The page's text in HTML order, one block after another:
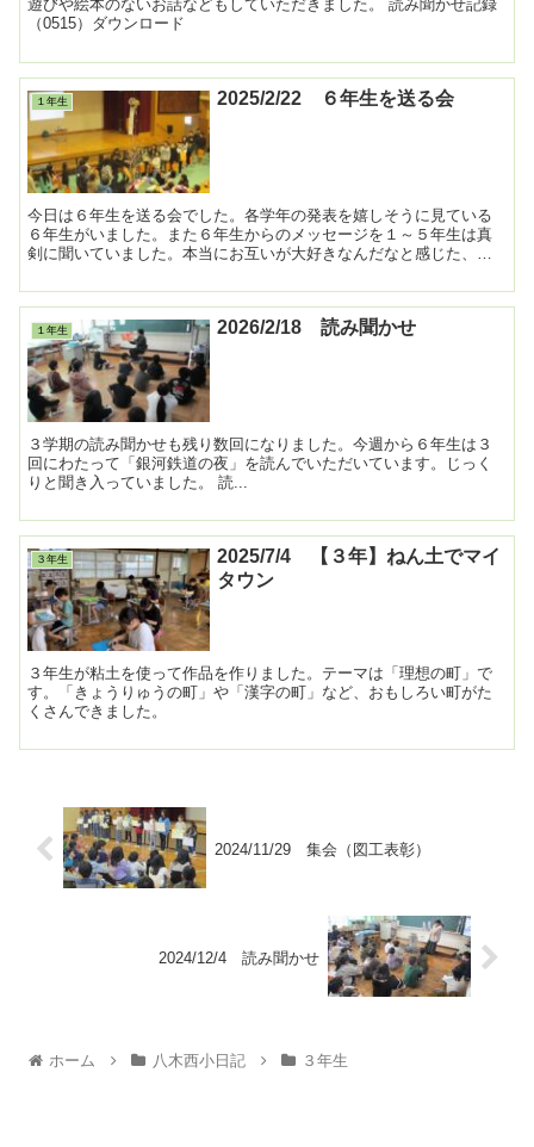
遊びや絵本のないお話などもしていただきました。 読み聞かせ記録
（0515）ダウンロード
１年生 2025/2/22 ６年生を送る会
今日は６年生を送る会でした。各学年の発表を嬉しそうに見ている
６年生がいました。また６年生からのメッセージを１～５年生は真
剣に聞いていました。本当にお互いが大好きなんだなと感じた、心
１年生 2026/2/18 読み聞かせ
３学期の読み聞かせも残り数回になりました。今週から６年生は３
回にわたって「銀河鉄道の夜」を読んでいただいています。じっく
りと聞き入っていました。 読...
３年生
2025/7/4 【３年】ねん土でマイ
タウン
３年生が粘土を使って作品を作りました。テーマは「理想の町」で
す。「きょうりゅうの町」や「漢字の町」など、おもしろい町がた
くさんできました。
2024/11/29 集会（図工表彰）
2024/12/4 読み聞かせ
ホーム 八木西小日記 ３年生